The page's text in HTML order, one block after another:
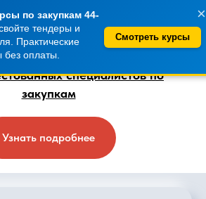
×
по закупкам 44-
тендеры и
Практические
оплаты.
Смотреть курсы
специалистов по
закупкам
Узнать подробнее